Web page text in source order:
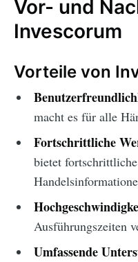
Vor- und
Invescorum
Vorteile von
macht es für alle
Fortschrittliche
bietet
Ausführungszeiten
Umfassende